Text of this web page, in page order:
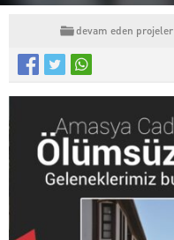
devam eden projeler